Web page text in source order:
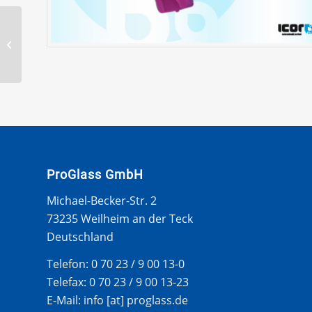
ProGlass GmbH
Michael-Becker-Str. 2
73235 Weilheim an der Teck
Deutschland
Telefon: 0 70 23 / 9 00 13-0
Telefax: 0 70 23 / 9 00 13-23
E-Mail: info [at] proglass.de
NISSAN VANETTE C220
84-95 WS UNTERE